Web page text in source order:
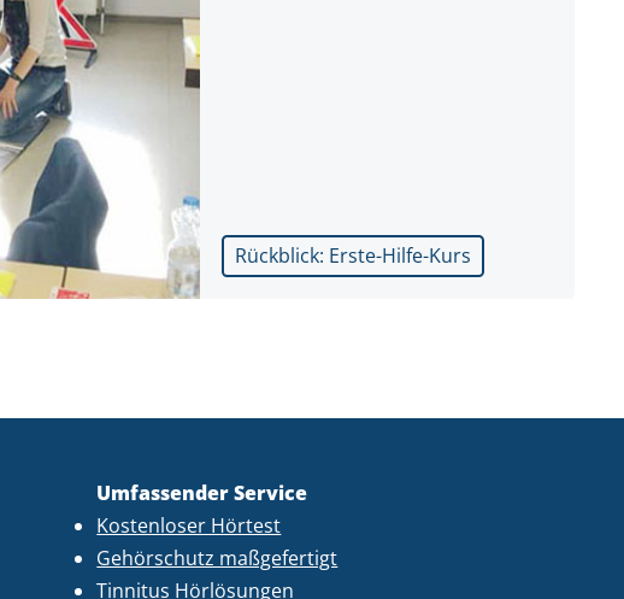
Rückblick: Erste-Hilfe-Kurs
Umfassender Service
Kostenloser Hörtest
Gehörschutz maßgefertigt
Tinnitus Hörlösungen